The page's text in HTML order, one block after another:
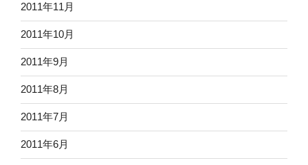
2011年11月
2011年10月
2011年9月
2011年8月
2011年7月
2011年6月